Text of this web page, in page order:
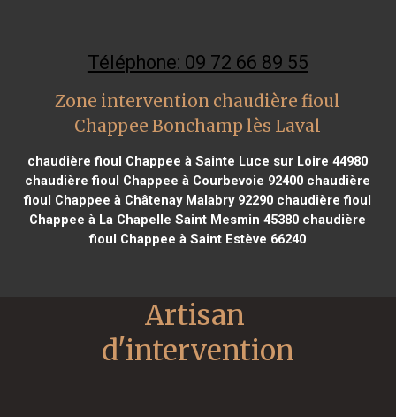
Téléphone: 09 72 66 89 55
Zone intervention chaudière fioul
Chappee Bonchamp lès Laval
chaudière fioul Chappee à Sainte Luce sur Loire 44980
chaudière fioul Chappee à Courbevoie 92400 chaudière
fioul Chappee à Châtenay Malabry 92290 chaudière fioul
Chappee à La Chapelle Saint Mesmin 45380 chaudière
fioul Chappee à Saint Estève 66240
Artisan
d'intervention